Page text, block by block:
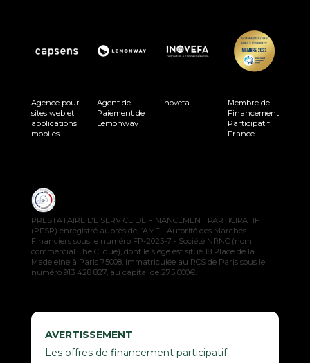
Agence pour
sites web et
applications
mobiles
Agent de
Paiement de
Lemonway
Inovefa
Membre de
Financement
Participatif
France
PRESTATAIRE DE SERVICE DE FINANCEMENT PARTICIPATIF
(PFSP) enregistré auprès de l’AMF - Autorité des Marchés
Financiers sous le numéro FP-2023-7 - Société NRNC (nom
commercial The Clique), dont le siège est situé 18 Place de la
Madeleine à Paris 75008, immatriculée au RCS de Paris sous le
numéro 913 428 827, au capital de 275 000€.
AVERTISSEMENT
Les offres de financement participatif